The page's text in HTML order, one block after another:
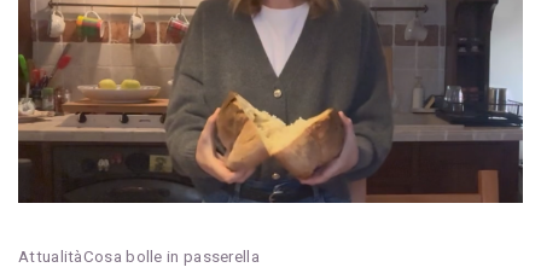
che
ricopre
dolci
camicie
AttualitàCosa bolle in passerella